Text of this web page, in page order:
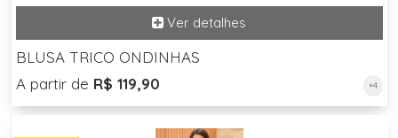
BLUSA TRICO ONDINHAS
A partir de R$ 119,90 +4